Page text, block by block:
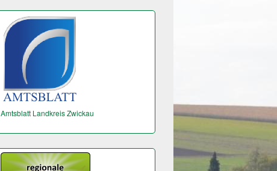
Amtsblatt Landkreis Zwickau